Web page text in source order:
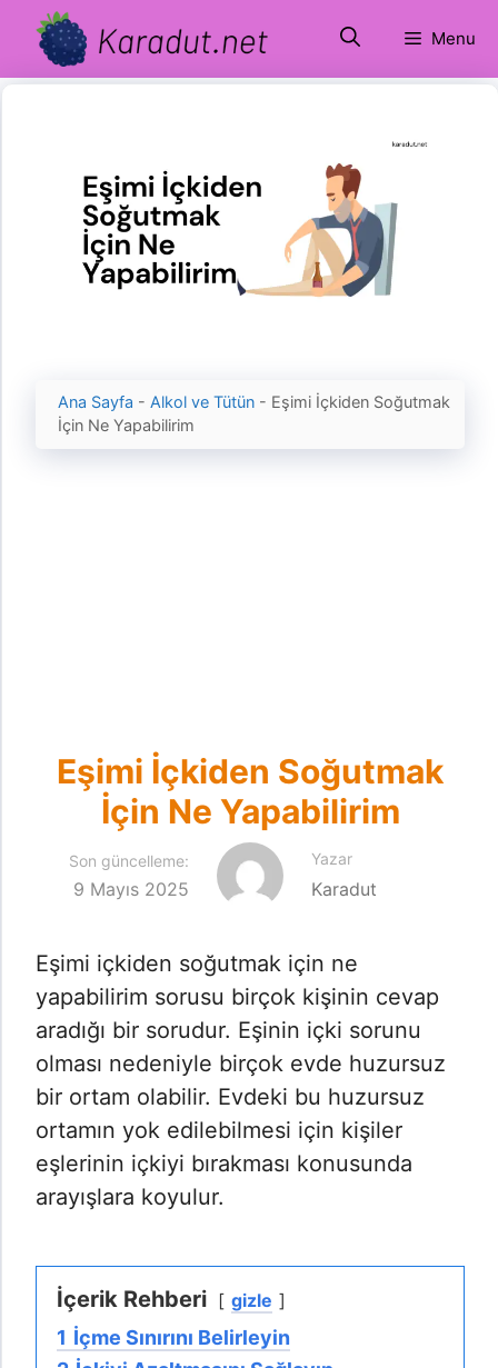
İçeriğe
Menu
Ana Sayfa - Alkol ve Tütün - Eşimi İçkiden Soğutmak
İçin Ne Yapabilirim
Eşimi İçkiden Soğutmak
İçin Ne Yapabilirim
Son güncelleme:
9 Mayıs 2025
Yazar
Karadut
Eşimi içkiden soğutmak için ne
yapabilirim sorusu birçok kişinin cevap
aradığı bir sorudur. Eşinin içki sorunu
olması nedeniyle birçok evde huzursuz
bir ortam olabilir. Evdeki bu huzursuz
ortamın yok edilebilmesi için kişiler
eşlerinin içkiyi bırakması konusunda
arayışlara koyulur.
İçerik Rehberi gizle
1 İçme Sınırını Belirleyin